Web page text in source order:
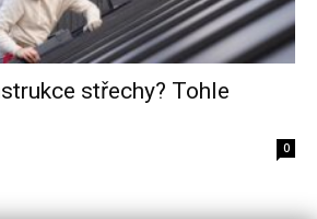
střechy? Tohle
0